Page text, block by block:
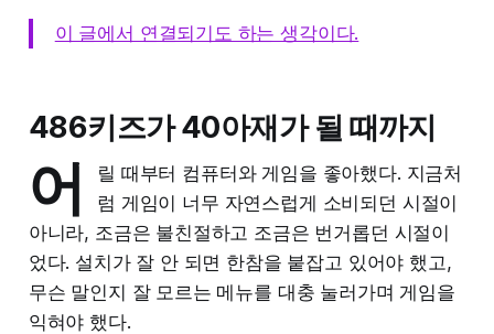
이 글에서 연결되기도 하는 생각이다.
486키즈가 40아재가 될 때까지
어
릴 때부터 컴퓨터와 게임을 좋아했다. 지금처
럼 게임이 너무 자연스럽게 소비되던 시절이
아니라, 조금은 불친절하고 조금은 번거롭던 시절이
었다. 설치가 잘 안 되면 한참을 붙잡고 있어야 했고,
무슨 말인지 잘 모르는 메뉴를 대충 눌러가며 게임을
익혀야 했다.